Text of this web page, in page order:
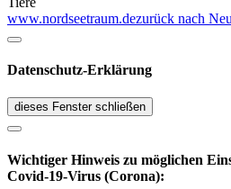
www.nordseetraum.dezurück nach
Datenschutz-Erklärung
dieses Fenster schließen
Wichtiger Hinweis zu möglichen
Covid-19-Virus (Corona):